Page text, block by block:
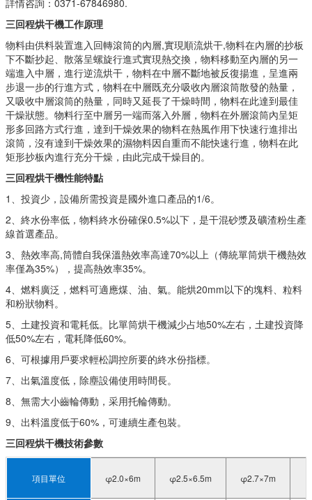
詳情咨詢：0371-67846980.
三回程烘干機工作原理
物料由供料裝置進入回轉滾筒的內層,實現順流烘干,物料在內層的抄板
下不斷抄起、散落呈螺旋行進式實現熱交換，物料移動至內層的另一
端進入中層，進行逆流烘干，物料在中層不斷地被反復揚進，呈進兩
步退一步的行進方式，物料在中層既充分吸收內層滾筒散發的熱量，
又吸收中層滾筒的熱量，同時又延長了干燥時間，物料在此達到最佳
干燥狀態。物料行至中層另一端而落入外層，物料在外層滾筒內呈矩
形多回路方式行進，達到干燥效果的物料在熱風作用下快速行進排出
滾筒，沒有達到干燥效果的濕物料因自重而不能快速行進，物料在此
矩形抄板內進行充分干燥，由此完成干燥目的。
三回程烘干機性能特點
1、投資少，設備所需投資是國外進口產品的1/6。
2、終水份率低，物料終水份確保0.5%以下，是干混砂漿及礦渣粉生產
線首選產品。
3、熱效率高,筒體自我保溫熱效率高達70%以上（傳統單筒烘干機熱效
率僅為35%），提高熱效率35%。
4、燃料廣泛，燃料可適應煤、油、氣。能烘20mm以下的塊料、粒料
和粉狀物料。
5、土建投資和電耗低。比單筒烘干機減少占地50%左右，土建投資降
低50%左右，電耗降低60%。
6、可根據用戶要求輕松調控所要的終水份指標。
7、出氣溫度低，除塵設備使用時間長。
8、無需大小齒輪傳動，采用托輪傳動。
9、出料溫度低于60%，可連續生產包裝。
三回程烘干機技術參數
項目單位 φ2.0×6m φ2.5×6.5m φ2.7×7m